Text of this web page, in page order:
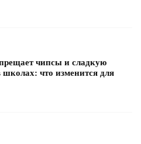
чипсы и сладкую
школах: что изменится для